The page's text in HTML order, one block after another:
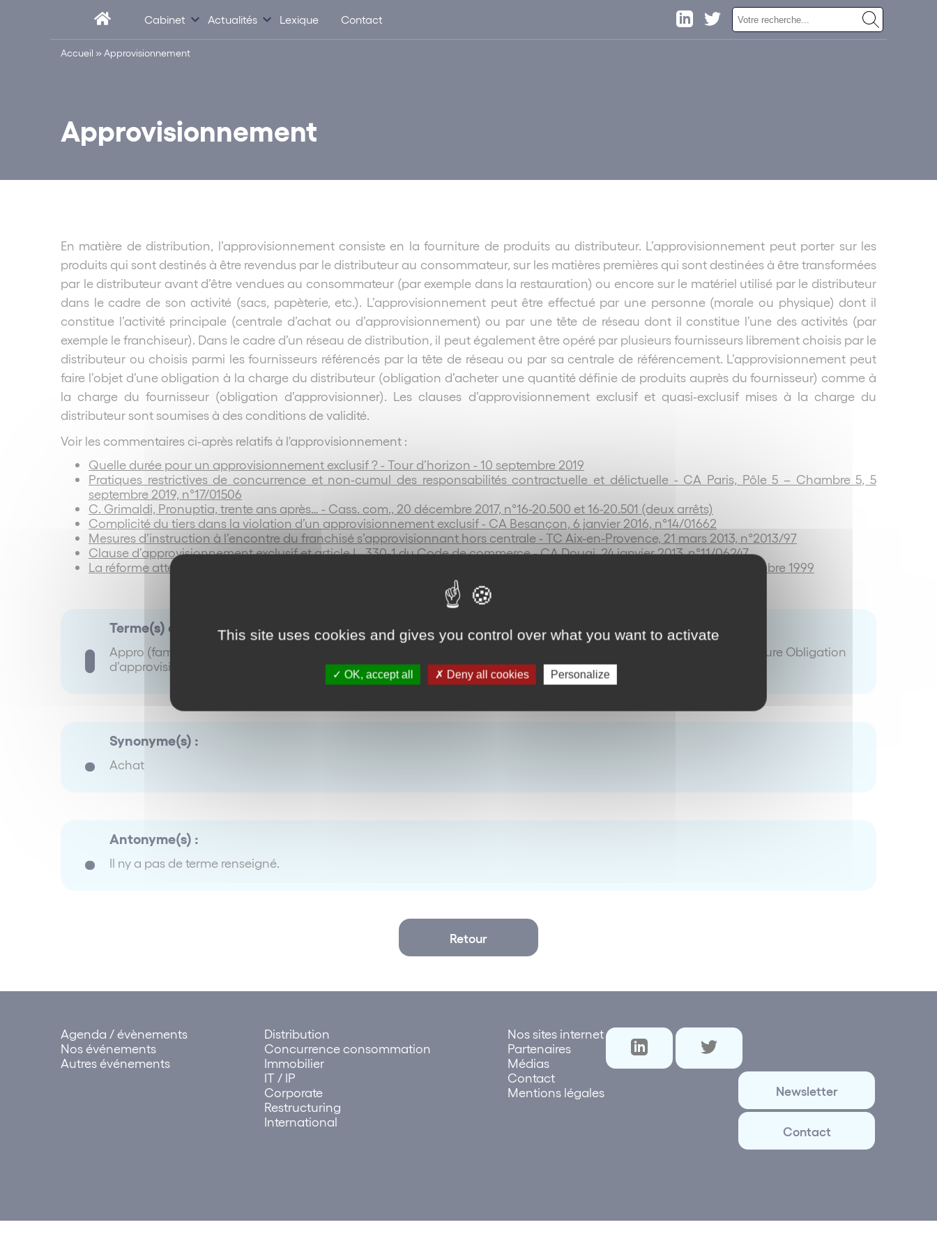
Cabinet Actualités Lexique Contact
Accueil »Approvisionnement
Approvisionnement
En matière de distribution, l’approvisionnement consiste en la fourniture de produits au distributeur. L’approvisionnement peut porter sur les
produits qui sont destinés à être revendus par le distributeur au consommateur, sur les matières premières qui sont destinées à être transformées
par le distributeur avant d’être vendues au consommateur (par exemple dans la restauration) ou encore sur le matériel utilisé par le distributeur
dans le cadre de son activité (sacs, papèterie, etc.). L’approvisionnement peut être effectué par une personne (morale ou physique) dont il
constitue l’activité principale (centrale d’achat ou d’approvisionnement) ou par une tête de réseau dont il constitue l’une des activités (par
exemple le franchiseur). Dans le cadre d’un réseau de distribution, il peut également être opéré par plusieurs fournisseurs librement choisis par le
distributeur ou choisis parmi les fournisseurs référencés par la tête de réseau ou par sa centrale de référencement. L’approvisionnement peut
faire l’objet d’une obligation à la charge du distributeur (obligation d’acheter une quantité définie de produits auprès du fournisseur) comme à
la charge du fournisseur (obligation d’approvisionner). Les clauses d’approvisionnement exclusif et quasi-exclusif mises à la charge du
distributeur sont soumises à des conditions de validité.
Voir les commentaires ci-après relatifs à l'approvisionnement :
Quelle durée pour un approvisionnement exclusif ? - Tour d’horizon - 10 septembre 2019
Pratiques restrictives de concurrence et non-cumul des responsabilités contractuelle et délictuelle - CA Paris, Pôle 5 – Chambre 5, 5
septembre 2019, n°17/01506
C. Grimaldi, Pronuptia, trente ans après… - Cass. com., 20 décembre 2017, n°16-20.500 et 16-20.501 (deux arrêts)
Complicité du tiers dans la violation d’un approvisionnement exclusif - CA Besançon, 6 janvier 2016, n°14/01662
Mesures d’instruction à l’encontre du franchisé s’approvisionnant hors centrale - TC Aix-en-Provence, 21 mars 2013, n°2013/97
Clause d’approvisionnement exclusif et article L. 330-1 du Code de commerce - CA Douai, 24 janvier 2013, n°11/06247
La réforme attendue des ententes verticales - Projet de réforme du règlement communautaire n°2790/1999 du 22 décembre 1999
Terme(s) associé(s) :
Appro (familier) Approvisionnement exclusif Approvisionnement quasi-exclusif Clause d’approvisionnement Fourniture Obligation
d’approvisionnement
Synonyme(s) :
Achat
Antonyme(s) :
Il ny a pas de terme renseigné.
Retour
Agenda / évènements
Nos événements
Autres événements
Distribution
Concurrence consommation
Immobilier
IT / IP
Corporate
Restructuring
International
Nos sites internet
Partenaires
Médias
Contact
Mentions légales
Newsletter
Contact
This site uses cookies and gives you control over what you want to activate
OK, accept all Deny all cookies Personalize